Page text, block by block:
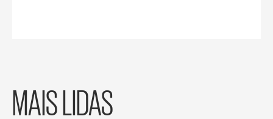
MAIS LIDAS